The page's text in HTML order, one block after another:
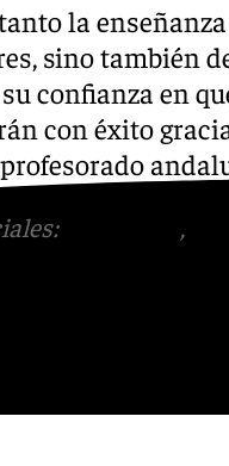
la
sino también
confianza en
con éxito
,